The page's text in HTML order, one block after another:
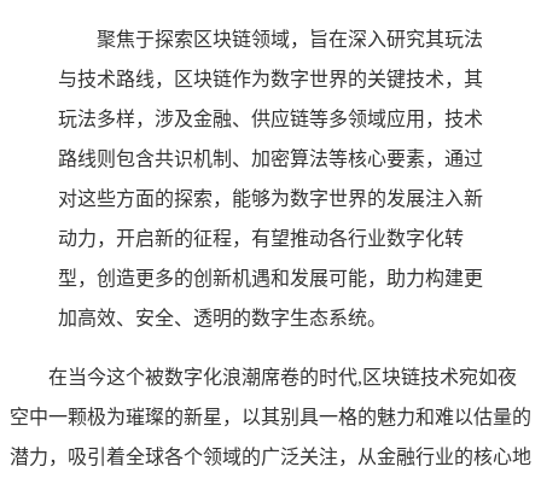
聚焦于探索区块链领域，旨在深入研究其玩法
与技术路线，区块链作为数字世界的关键技术，其
玩法多样，涉及金融、供应链等多领域应用，技术
路线则包含共识机制、加密算法等核心要素，通过
对这些方面的探索，能够为数字世界的发展注入新
动力，开启新的征程，有望推动各行业数字化转
型，创造更多的创新机遇和发展可能，助力构建更
加高效、安全、透明的数字生态系统。
在当今这个被数字化浪潮席卷的时代,区块链技术宛如夜
空中一颗极为璀璨的新星，以其别具一格的魅力和难以估量的
潜力，吸引着全球各个领域的广泛关注，从金融行业的核心地